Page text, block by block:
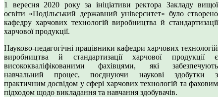
1 вересня 2020 року за ініціативи ректора Закладу вищої
освіти «Подільський державний університет» було створено
кафедру харчових технологій виробництва й стандартизації
харчової продукції.
Науково-педагогічні працівники кафедри харчових технологій
виробництва й стандартизації харчової продукції є
висококваліфікованими фахівцями, які забезпечують
навчальний процес, поєднуючи наукові здобутки з
практичним досвідом у сфері харчових технологій та фаховим
підходом щодо викладання та навчання здобувачів.